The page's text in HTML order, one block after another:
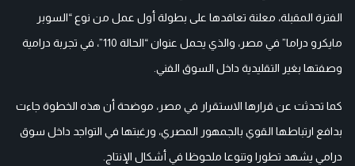
الفترة المقبلة، معلنة تعاقدها على بطولة أول عمل من نوع “السوبر
مايكرو دراما” في مصر، والذي يحمل عنوان “الحالة 110”، في تجربة درامية
وصفتها بغير التقليدية داخل السوق الفني.
كما تحدثت عن قرارها الاستقرار في مصر، موضحة أن هذه الخطوة جاءت
بدافع ارتباطها القوي بالجمهور المصري، ورغبتها في التواجد داخل سوق
درامي يشهد تطورا وتنوعا ملحوظا في أشكال الإنتاج.